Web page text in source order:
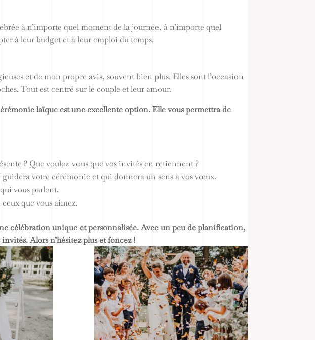
à n’importe quel moment de la journée, à n’importe quel
à leur budget et à leur emploi du temps.
et de mon propre avis, souvent bien plus. Elles sont l’occasion
Tout est centré sur le couple et leur amour.
laïque est une excellente option. Elle vous permettra de
? Que voulez-vous que vos invités en retiennent ?
guidera votre cérémonie et qui donnera un sens à vos vœux.
vous parlent.
que vous aimez.
célébration unique et personnalisée. Avec un peu de planification,
Alors n’hésitez plus et foncez !